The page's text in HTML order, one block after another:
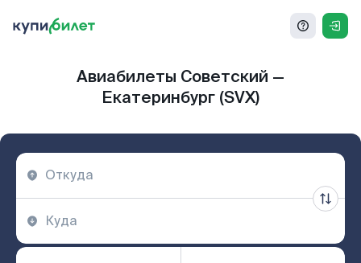
Авиабилеты Советский —
Екатеринбург (SVX)